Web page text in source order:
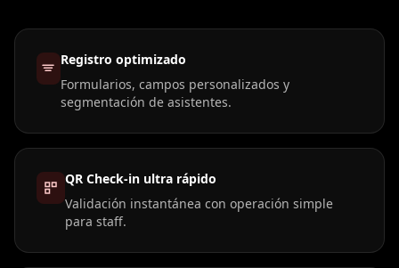
Registro optimizado
Formularios, campos personalizados y
segmentación de asistentes.
QR Check-in ultra rápido
Validación instantánea con operación simple
para staff.